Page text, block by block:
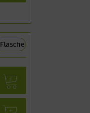
Flasche